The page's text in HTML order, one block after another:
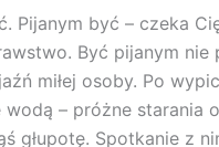
Pijanym być – czeka
Być pijanym nie
miłej osoby. Po
– próżne starania
głupotę. Spotkanie z